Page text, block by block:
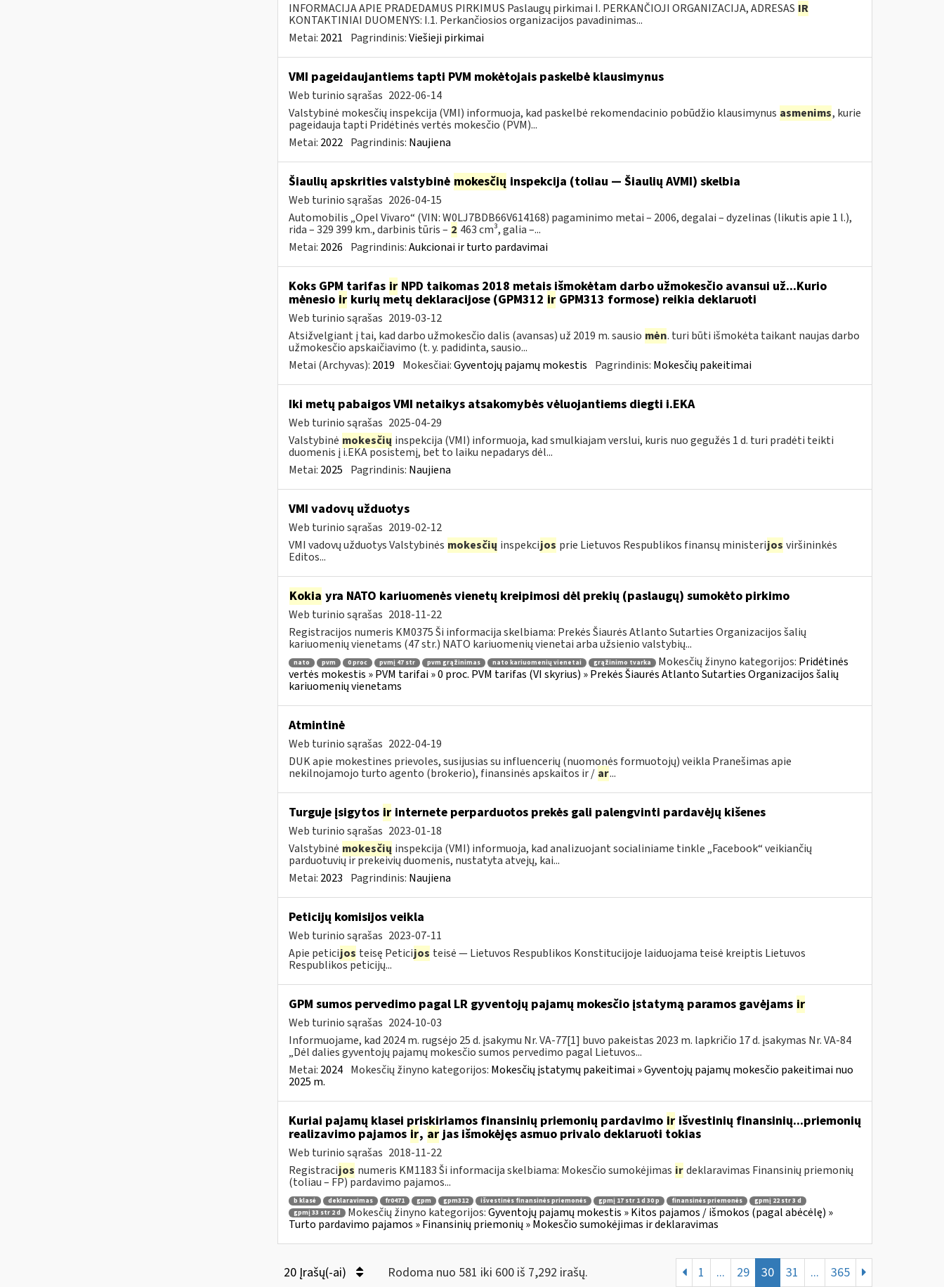
INFORMACIJA APIE PRADEDAMUS PIRKIMUS Paslaugų pirkimai I. PERKANČIOJI ORGANIZACIJA, ADRESAS IR
KONTAKTINIAI DUOMENYS: I.1. Perkančiosios organizacijos pavadinimas...
Metai: 2021 Pagrindinis:Viešieji pirkimai
VMI pageidaujantiems tapti PVM mokėtojais paskelbė klausimynus
Web turinio sąrašas 2022-06-14
Valstybinė mokesčių inspekcija (VMI) informuoja, kad paskelbė rekomendacinio pobūdžio klausimynus asmenims, kurie
pageidauja tapti Pridėtinės vertės mokesčio (PVM)...
Metai: 2022 Pagrindinis: Naujiena
Šiaulių apskrities valstybinė mokesčių inspekcija (toliau — Šiaulių AVMI) skelbia
Web turinio sąrašas 2026-04-15
Automobilis „Opel Vivaro“ (VIN: W0LJ7BDB66V614168) pagaminimo metai – 2006, degalai – dyzelinas (likutis apie 1 l.),
rida – 329 399 km., darbinis tūris – 2 463 cm³, galia –...
Metai: 2026 Pagrindinis:Aukcionai ir turto pardavimai
Koks GPM tarifas irNPD taikomas 2018 metais išmokėtam darbo užmokesčio avansui už...Kurio
mėnesio irkurių metų deklaracijose (GPM312 irGPM313 formose) reikia deklaruoti
Web turinio sąrašas 2019-03-12
Atsižvelgiant į tai, kad darbo užmokesčio dalis (avansas) už 2019 m. sausio mėn. turi būti išmokėta taikant naujas darbo
užmokesčio apskaičiavimo (t. y. padidinta, sausio...
Metai (Archyvas): 2019 Mokesčiai:Gyventojų pajamų mokestis Pagrindinis: Mokesčių pakeitimai
Iki metų pabaigos VMI netaikys atsakomybės vėluojantiems diegti i.EKA
Web turinio sąrašas 2025-04-29
Valstybinė mokesčių inspekcija (VMI) informuoja, kad smulkiajam verslui, kuris nuo gegužės 1 d. turi pradėti teikti
duomenis į i.EKA posistemį, bet to laiku nepadarys dėl...
Metai: 2025 Pagrindinis: Naujiena
VMI vadovų užduotys
Web turinio sąrašas 2019-02-12
VMI vadovų užduotys Valstybinės mokesčių inspekcijos prie Lietuvos Respublikos finansų ministerijos viršininkės
Editos...
Kokia yra NATO kariuomenės vienetų kreipimosi dėl prekių (paslaugų) sumokėto pirkimo
Web turinio sąrašas 2018-11-22
Registracijos numeris KM0375 Ši informacija skelbiama: Prekės Šiaurės Atlanto Sutarties Organizacijos šalių
kariuomenių vienetams (47 str.) NATO kariuomenių vienetai arba užsienio valstybių...
nato pvm 0 proc pvmį 47 str pvm grąžinimas nato kariuomenių vienetai grąžinimo tvarka Mokesčių žinyno kategorijos: Pridėtinės
vertės mokestis » PVM tarifai » 0 proc. PVM tarifas (VI skyrius) » Prekės Šiaurės Atlanto Sutarties Organizacijos šalių
kariuomenių vienetams
Atmintinė
Web turinio sąrašas 2022-04-19
DUK apie mokestines prievoles, susijusias su influencerių (nuomonės formuotojų) veikla Pranešimas apie
nekilnojamojo turto agento (brokerio), finansinės apskaitos ir / ar...
Turguje įsigytos irinternete perparduotos prekės gali palengvinti pardavėjų kišenes
Web turinio sąrašas 2023-01-18
Valstybinė mokesčių inspekcija (VMI) informuoja, kad analizuojant socialiniame tinkle „Facebook“ veikiančių
parduotuvių ir prekeivių duomenis, nustatyta atvejų, kai...
Metai: 2023 Pagrindinis: Naujiena
Peticijų komisijos veikla
Web turinio sąrašas 2023-07-11
Apie peticijos teisę Peticijos teisė — Lietuvos Respublikos Konstitucijoje laiduojama teisė kreiptis Lietuvos
Respublikos peticijų...
GPM sumos pervedimo pagal LR gyventojų pajamų mokesčio įstatymą paramos gavėjams ir
Web turinio sąrašas 2024-10-03
Informuojame, kad 2024 m. rugsėjo 25 d. įsakymu Nr. VA-77[1] buvo pakeistas 2023 m. lapkričio 17 d. įsakymas Nr. VA-84
„Dėl dalies gyventojų pajamų mokesčio sumos pervedimo pagal Lietuvos...
Metai: 2024 Mokesčių žinyno kategorijos: Mokesčių įstatymų pakeitimai » Gyventojų pajamų mokesčio pakeitimai nuo
2025 m.
Kuriai pajamų klasei priskiriamos finansinių priemonių pardavimo irišvestinių finansinių...priemonių
realizavimo pajamos ir, arjas išmokėjęs asmuo privalo deklaruoti tokias
Web turinio sąrašas 2018-11-22
Registracijos numeris KM1183 Ši informacija skelbiama: Mokesčio sumokėjimas ir deklaravimas Finansinių priemonių
(toliau – FP) pardavimo pajamos...
b klasė deklaravimas fr0471 gpm gpm312 išvestinės finansinės priemonės gpmį 17 str 1 d 30 p finansinės priemonės
gpmį 22 str 3 d
gpmį 33 str 2 d
Mokesčių žinyno kategorijos:Gyventojų pajamų mokestis » Kitos pajamos / išmokos (pagal abėcėlę) »
Turto pardavimo pajamos » Finansinių priemonių » Mokesčio sumokėjimas ir deklaravimas
20 Įrašų(-ai) Rodoma nuo 581 iki 600 iš 7,292 irašų. 1 ... 29 30 31 ... 365